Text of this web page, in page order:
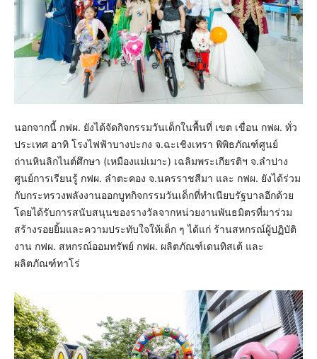
นอกจากนี้ กฟผ. ยังได้จัดกิจกรรมวันเด็กในพื้นที่ เขต เขื่อน กฟผ. ทั่ว
ประเทศ อาทิ โรงไฟฟ้าบางปะกง จ.ฉะเชิงเทรา พิพิธภัณฑ์ศูนย์
ถ่านหินลิกไนต์ศึกษา (เหมืองแม่เมาะ) เฉลิมพระเกียรติฯ จ.ลำปาง
ศูนย์การเรียนรู้ กฟผ. ลำตะคอง จ.นครราชสีมา และ กฟผ. ยังได้ร่วม
กับกระทรวงพลังงานออกบูทกิจกรรมวันเด็กที่ทำเนียบรัฐบาลอีกด้วย
โดยได้รับการสนับสนุนของรางวัลจากหน่วยงานพันธมิตรที่มาร่วม
สร้างรอยยิ้มและความประทับใจให้เด็ก ๆ ได้แก่ ร้านสหกรณ์ผู้ปฏิบัติ
งาน กฟผ. สหกรณ์ออมทรัพย์ กฟผ. ผลิตภัณฑ์เดนทิสเต้ และ
ผลิตภัณฑ์ทาโร่